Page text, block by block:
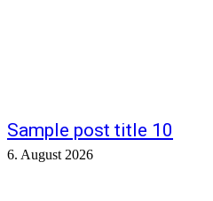
Sample post title 10
6. August 2026